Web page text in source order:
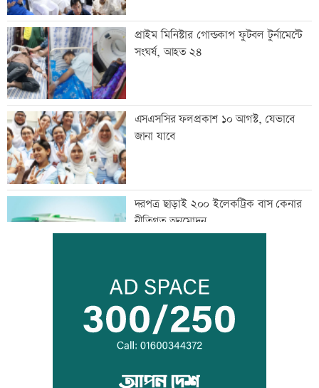
প্রাইম মিনিস্টার গোল্ডকাপ ফুটবল টুর্নামেন্টে
সংঘর্ষ, আহত ২৪
এসএসসির ফলপ্রকাশ ১০ আগস্ট, যেভাবে
জানা যাবে
দরপত্র ছাড়াই ২০০ ইলেকট্রিক বাস কেনার
নীতিগত অনুমোদন
তনু হত্যার আসামি সাবেক সেনাসদস্য
হাফিজুরকে আত্মসমর্পণের নির্দেশ
দুদকের মামলায় ঢাকা ব্যাংকের ৪ কর্মকর্তার